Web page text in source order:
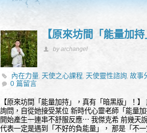
【原來坊間「能量加
by archangel
內在力量, 天使之心課程, 天使靈性諮詢,故事
0 篇留言
【原來坊間「能量加持」，真有「暗黑版」！
詢問，自從她接受某位 新時代心靈老師「能量
開始產生一連串不舒服反應⋯ 我傑克希 前幾天
代表一定是遇到「不好的負能量」， 那是「不